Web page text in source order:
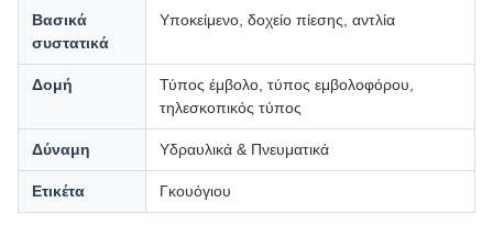
Βασικά
συστατικά
Υποκείμενο, δοχείο πίεσης, αντλία
Δομή
Τύπος έμβολο, τύπος εμβολοφόρου,
τηλεσκοπικός τύπος
Δύναμη Υδραυλικά & Πνευματικά
Ετικέτα Γκουόγιου